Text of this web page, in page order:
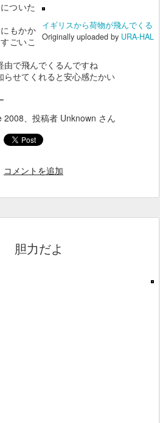
イギリスから荷物が飛んでくる
Originally uploaded by URA-HAL
ついた
もかか
ごいこ
由で飛んでくるんですね
せてくれると安心感たかい
2008、投稿者 Unknown さん
コメントを追加
胆力だよ